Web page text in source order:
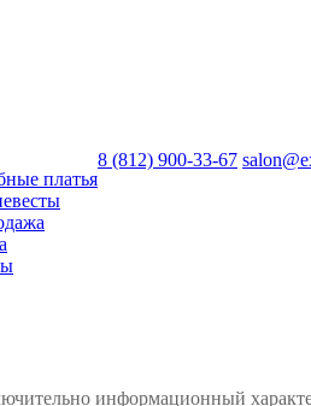
платья
8 (812) 900-33-67
информационный